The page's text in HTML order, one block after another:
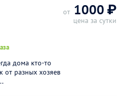
дома кто-то
от разных хозяев
от 1000 ₽
цена за сутки